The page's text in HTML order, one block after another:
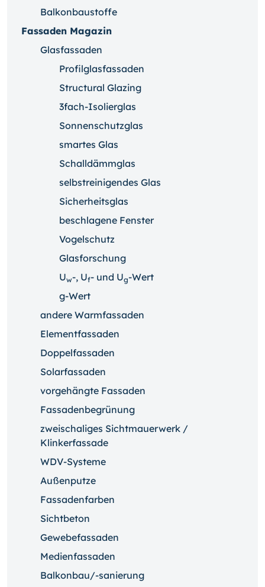
Balkonbaustoffe
Fassaden Magazin
Glasfassaden
Profilglasfassaden
Structural Glazing
3fach-Isolierglas
Sonnenschutzglas
smartes Glas
Schalldämmglas
selbstreinigendes Glas
Sicherheitsglas
beschlagene Fenster
Vogelschutz
Glasforschung
Uw-, Uf- und Ug-Wert
g-Wert
andere Warmfassaden
Elementfassaden
Doppelfassaden
Solarfassaden
vorgehängte Fassaden
Fassadenbegrünung
zweischaliges Sichtmauerwerk /
Klinkerfassade
WDV-Systeme
Außenputze
Fassadenfarben
Sichtbeton
Gewebefassaden
Medienfassaden
Balkonbau/-sanierung